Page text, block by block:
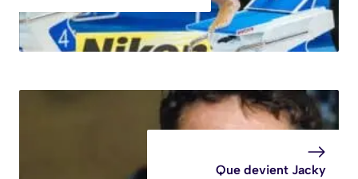
Que devient Jacky